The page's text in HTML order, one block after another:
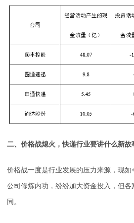
二、价格战熄火，快递行业要讲什么新故
价格战一度是行业发展的压力来源，现
公司修炼内功，纷纷加大资金投入，但
同。